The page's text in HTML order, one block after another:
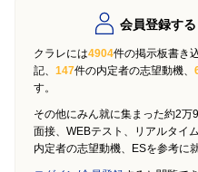
会員登録す
クラレには4904件の掲示板書き
記、 147件の内定者の志望動機、
す。
その他にみん就に集まった約2
面接、WEBテスト、リアルタイ
内定者の志望動機、ESを参考に